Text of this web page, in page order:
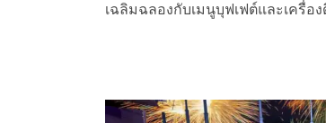
เฉลิมฉลองกับเมนูบุฟเฟต์และเครื่